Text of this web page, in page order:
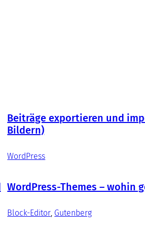
Beiträge exportieren und
Bildern)
WordPress
WordPress-Themes – wohin
Block-Editor, Gutenberg